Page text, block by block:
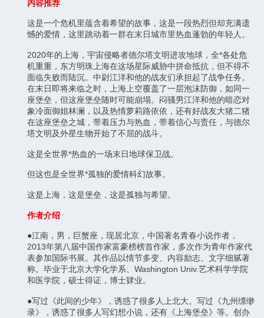
内容推荐
这是一个危机里蕴含着希望的故事，这是一段热烈但却充满遗
憾的爱情，这里跳动着一群在末日城市里热血蓬勃的年轻人。
2020年的上海，宇宙侵略者德尔塔文明进攻地球，全*各处危
机重重，东方明珠上海在这场星际威胁中拼命抵抗，但不得不
面临失败而陆沉。中尉江洋和他的战友们承担起了战争任务。
在末日即将来临之时，上海上空覆盖了一层泡沫防御，如同一
座堡垒，但这座堡垒随时可能崩塌。闷骚男江洋和他的暗恋对
象冷面御姐林澜，以及热情萝莉路依依，还有好战友大猪二猪
在这座堡垒之城，带着压力与热血，带着信心与责任，与德尔
塔文明及外星生物开始了不屈的战斗。
这是全世界*热血的一场末日地球保卫战。
但这也是全世界*孤独的爱情科幻故事。
这是上海，这是堡垒，这是孤独与希望。
作者介绍
●江南，男，巨蟹座，现居北京，中国著名青春小说作者，
2013年第八届中国作家富豪榜榜首作家，多次作为青年作家代
表参加国际书展。其作品以情节多变、内容励志、文字细腻著
称。毕业于北京大学化学系、Washington Univ.艺术科学学院
和医学院，硕士得证，博士肄业。
●写过《此间的少年》，诱惑了很多人上北大。写过《九州缥缈
录》，诱惑了很多人写幻想小说，还有《上海堡垒》等。创办